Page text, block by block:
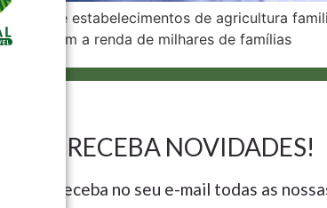
de estabelecimentos de agricultura
a renda de milhares de famílias
SE E RECEBA NOVIDADES!
e receba no seu e-mail todas as